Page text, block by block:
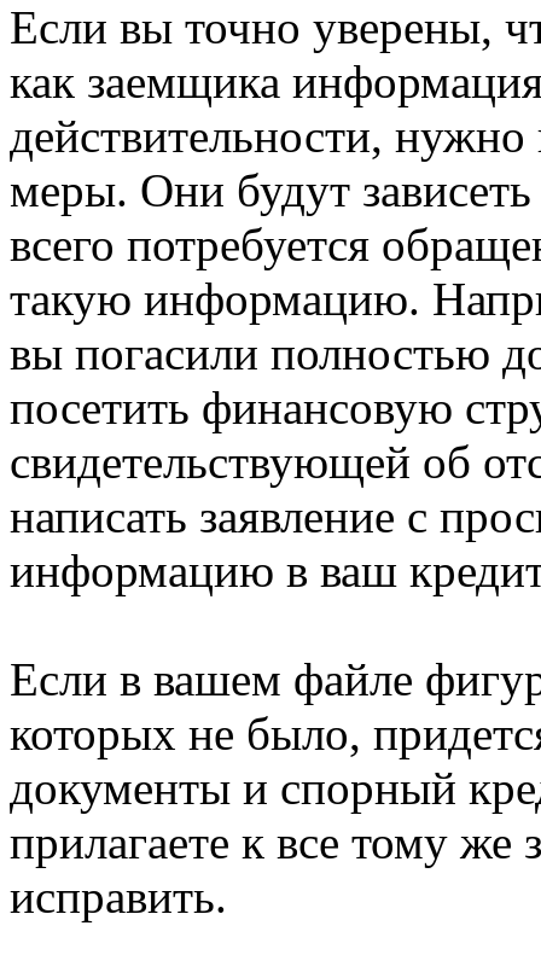
Если вы точно уверены,
как заемщика информация
действительности,
меры. Они будут
всего потребуется
такую информацию.
вы погасили полностью
посетить финансовую
свидетельствующей об
написать заявление с
информацию в ваш
Если в вашем файле
которых не было,
документы и спорный
прилагаете к все тому же
исправить.